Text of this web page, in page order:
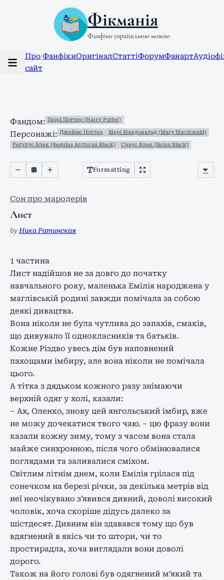
Фікманія
Фанфіки українською мовою
Про
сайт
ФанфікиОригіналСтаттіФорумФанарт
Фандом: Гаррі Поттер (Harry Potter)
Персонажі: Джеймс Поттер Мері Макдональд (Mary Macdonald)
Реґулус Блек (Regulus Arcturus Black) Сіріус Блек (Sirius Black)
Formatting
Сон про мародерів
Лист
by Ника Ратинская
1 частина
Лист надійшов не за довго до початку
навчального року, маленька Емілія народжена у
маглівській родині завжди помічала за собою
деякі дивацтва.
Вона ніколи не була чутлива до запахів, смаків,
що дивувало її однокласників та батьків.
Кожне Різдво увесь дім був наповнений
пахощами імбиру, але вона ніколи не помічала
цього.
А тітка з дядьком кожного разу знімаючи
верхній одяг у холі, казали:
– Ах, Оленко, знову цей янгольський імбир, вже
не можу дочекатися твого чаю. – цю фразу вони
казали кожну зиму, тому з часом вона стала
майже синхронною, після чого обмінювалися
поглядами та заливалися сміхом.
Світлим літнім днем, коли Емілія грілася під
сонечком на березі річки, за декілька метрів від
неї неочікувано з’явився дивний, доволі високий
чоловік, хоча скоріше дідусь далеко за
шістдесят. Дивним він здавався тому що був
вдягнений в якісь чи то штори, чи то
простирадла, хоча виглядали вони доволі
дорого.
Також на його голові був одягнений м’який та